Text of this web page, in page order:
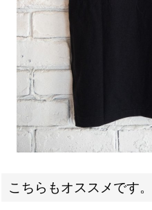
こちらもオススメです。